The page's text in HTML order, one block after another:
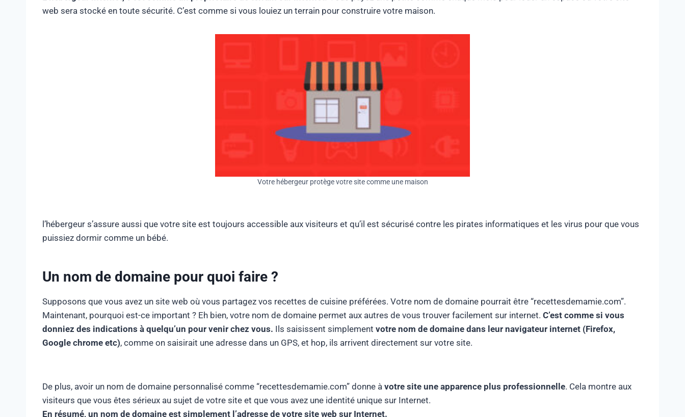
web sera stocké en toute sécurité. C’est comme si vous louiez un terrain pour construire votre maison.
Votre hébergeur protège votre site comme une maison
l’hébergeur s’assure aussi que votre site est toujours accessible aux visiteurs et qu’il est sécurisé contre les pirates informatiques et les virus pour que vous
puissiez dormir comme un bébé.
Un nom de domaine pour quoi faire ?
Supposons que vous avez un site web où vous partagez vos recettes de cuisine préférées. Votre nom de domaine pourrait être “recettesdemamie.com”.
Maintenant, pourquoi est-ce important ? Eh bien, votre nom de domaine permet aux autres de vous trouver facilement sur internet. C’est comme si vous
donniez des indications à quelqu’un pour venir chez vous. Ils saisissent simplement votre nom de domaine dans leur navigateur internet (Firefox,
Google chrome etc), comme on saisirait une adresse dans un GPS, et hop, ils arrivent directement sur votre site.
De plus, avoir un nom de domaine personnalisé comme “recettesdemamie.com” donne à votre site une apparence plus professionnelle. Cela montre aux
visiteurs que vous êtes sérieux au sujet de votre site et que vous avez une identité unique sur Internet.
En résumé, un nom de domaine est simplement l’adresse de votre site web sur Internet.